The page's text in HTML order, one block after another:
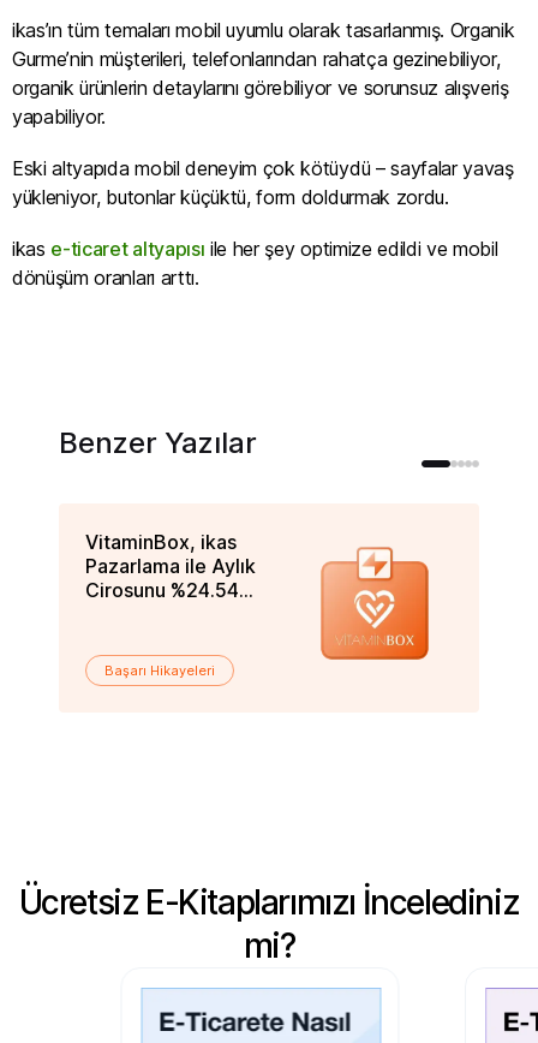
ikas’ın tüm temaları mobil uyumlu olarak tasarlanmış. Organik
Gurme’nin müşterileri, telefonlarından rahatça gezinebiliyor,
organik ürünlerin detaylarını görebiliyor ve sorunsuz alışveriş
yapabiliyor.
Eski altyapıda mobil deneyim çok kötüydü – sayfalar yavaş
yükleniyor, butonlar küçüktü, form doldurmak zordu.
ikas e-ticaret altyapısı ile her şey optimize edildi ve mobil
dönüşüm oranları arttı.
Benzer Yazılar
VitaminBox, ikas
Pazarlama ile Aylık
Cirosunu %24.54
Başarı Hikayeleri
Ücretsiz E-Kitaplarımızı İncelediniz
mi?